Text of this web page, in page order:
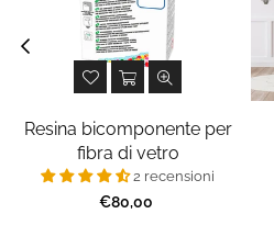
Resina bicomponente per
fibra di vetro
2 recensioni
Prezzo
€80,00